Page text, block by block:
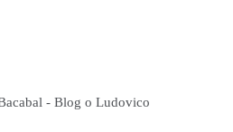
- Blog o Ludovico